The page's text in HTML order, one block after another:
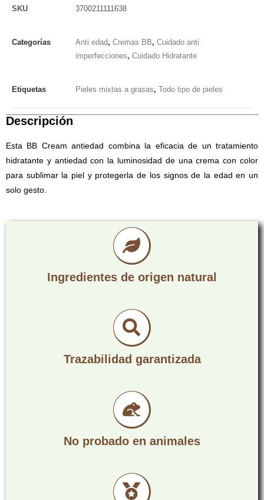
SKU 3700211111638
Categorías Anti edad, Cremas BB, Cuidado anti
imperfecciones, Cuidado Hidratante
Etiquetas Pieles mixtas a grasas, Todo tipo de pieles
Descripción
Esta BB Cream antiedad combina la eficacia de un tratamiento
hidratante y antiedad con la luminosidad de una crema con color
para sublimar la piel y protegerla de los signos de la edad en un
solo gesto.
Ingredientes de origen natural
Trazabilidad garantizada
No probado en animales